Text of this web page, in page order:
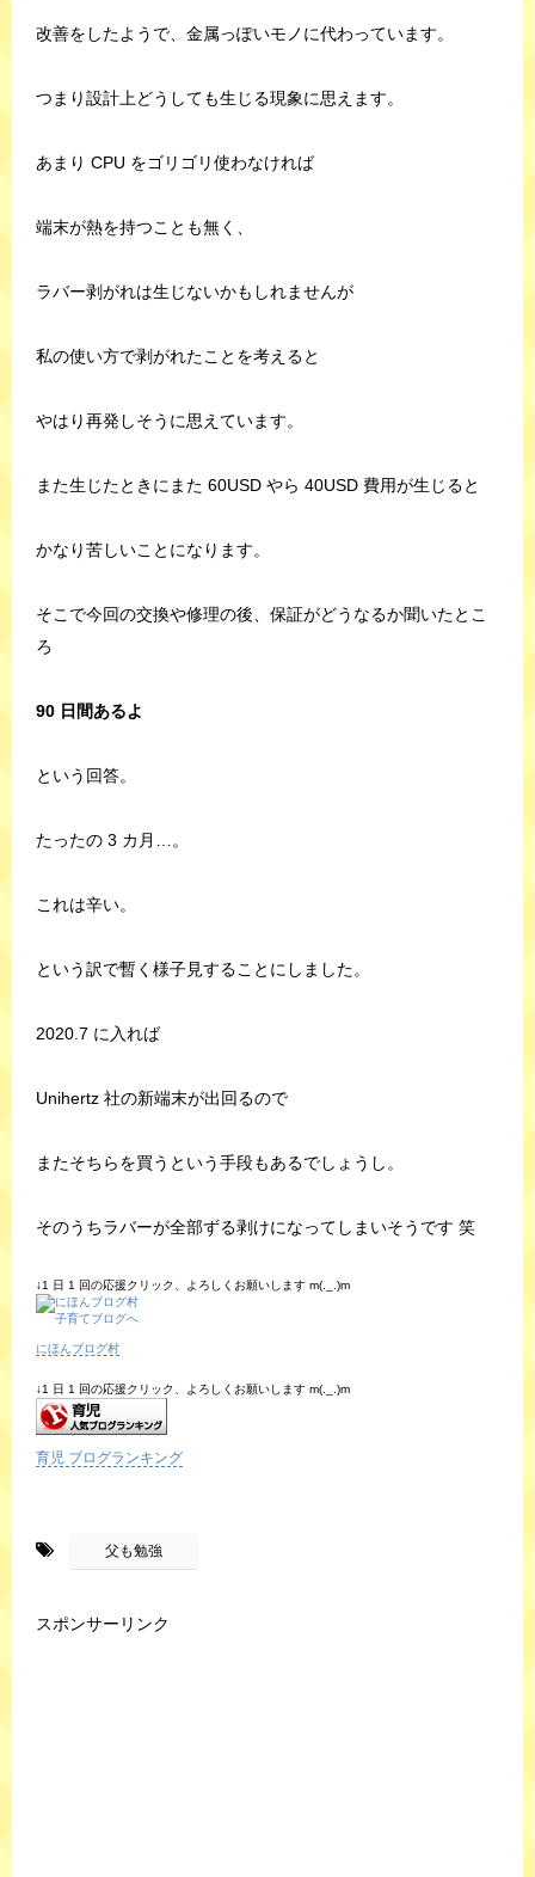
改善をしたようで、金属っぽいモノに代わっています。
つまり設計上どうしても生じる現象に思えます。
あまり CPU をゴリゴリ使わなければ
端末が熱を持つことも無く、
ラバー剥がれは生じないかもしれませんが
私の使い方で剥がれたことを考えると
やはり再発しそうに思えています。
また生じたときにまた 60USD やら 40USD 費用が生じると
かなり苦しいことになります。
そこで今回の交換や修理の後、保証がどうなるか聞いたとこ
ろ
90 日間あるよ
という回答。
たったの 3 カ月…。
これは辛い。
という訳で暫く様子見することにしました。
2020.7 に入れば
Unihertz 社の新端末が出回るので
またそちらを買うという手段もあるでしょうし。
そのうちラバーが全部ずる剥けになってしまいそうです 笑
↓1 日 1 回の応援クリック、よろしくお願いします m(._.)m
にほんブログ村
↓1 日 1 回の応援クリック、よろしくお願いします m(._.)m
育児 ブログランキング
父も勉強
スポンサーリンク